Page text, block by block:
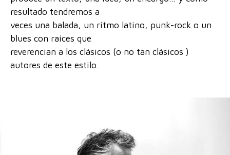
resultado tendremos a
veces una balada, un ritmo latino, punk-rock o un
blues con raíces que
reverencian a los clásicos (o no tan clásicos )
autores de este estilo.